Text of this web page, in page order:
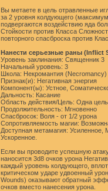
Вы метаете в цель отравленные
за 2 уровня колдующего
подвергаются воздействию яда
Стойкости против Класса
повторного спасброска против
Нанести серьезные раны (Inflict
Уровень заклинания: Священник 3
Начальный уровень: 3
Школа: Некромантия (Necromancy)
Признак(и): Негативная энергия
Компонент(ы): Устное,
Дальность: Касание
Область действия/Цель: Одна цель
Продолжительность: Мгновенно
Спасбросок: Воля - от 1/2 урона
Сопротивляемость магии:
Доступная метамагия:
Ускоренное.
Если вы проводите успешную
наносится 3d8 очков урона
каждый уровень колдующего,
критическом ударе удвоенный
Wounds) оказывают обратный
очков вместо нанесения урона.